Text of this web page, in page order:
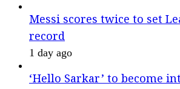
Messi scores twice to set
record
1 day ago
‘Hello Sarkar’ to become